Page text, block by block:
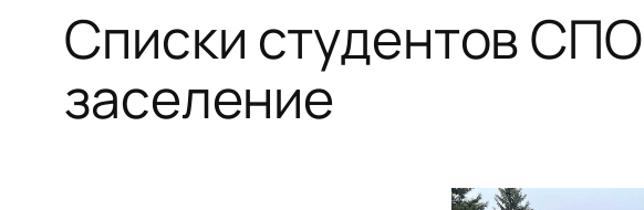
Списки студентов
заселение